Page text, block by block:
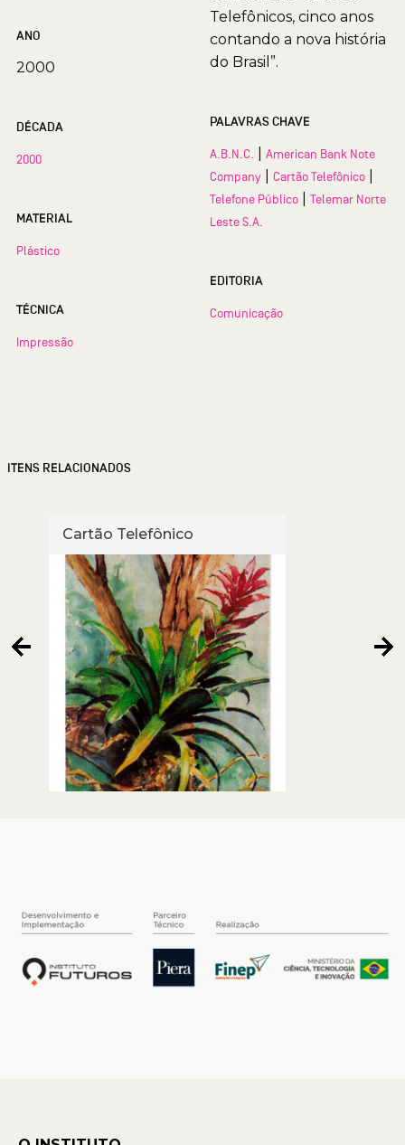
ANO
2000
DÉCADA
2000
MATERIAL
Plástico
TÉCNICA
Impressão
Telefônicos, cinco anos
contando a nova história
do Brasil”.
PALAVRAS CHAVE
A.B.N.C.
American Bank Note
Company
Cartão Telefônico
Telefone Público
Telemar Norte
Leste S.A.
EDITORIA
Comunicação
ITENS RELACIONADOS
Cartão Telefônico